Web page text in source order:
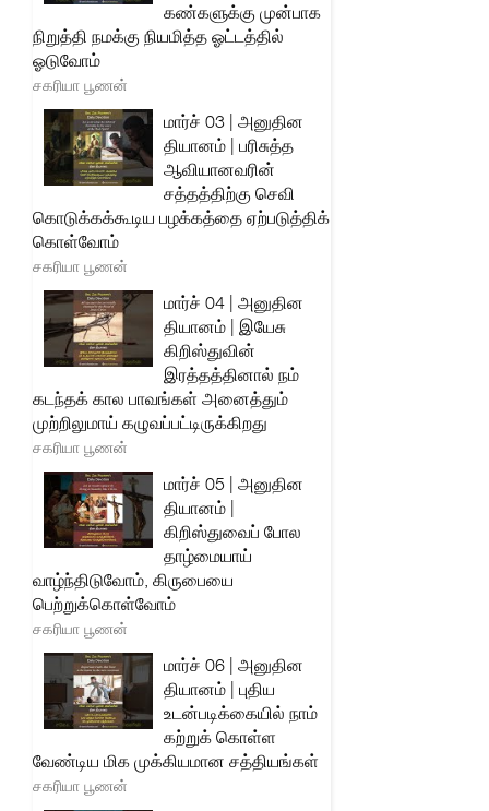
கண்களுக்கு முன்பாக
நிறுத்தி நமக்கு நியமித்த ஓட்டத்தில்
ஓடுவோம்
சகரியா பூணன்
மார்ச் 03 | அனுதின
தியானம் | பரிசுத்த
ஆவியானவரின்
சத்தத்திற்கு செவி
கொடுக்கக்கூடிய பழக்கத்தை ஏற்படுத்திக்
கொள்வோம்
சகரியா பூணன்
மார்ச் 04 | அனுதின
தியானம் | இயேசு
கிறிஸ்துவின்
இரத்தத்தினால் நம்
கடந்தக் கால பாவங்கள் அனைத்தும்
முற்றிலுமாய் கழுவப்பட்டிருக்கிறது
சகரியா பூணன்
மார்ச் 05 | அனுதின
தியானம் |
கிறிஸ்துவைப் போல
தாழ்மையாய்
வாழ்ந்திடுவோம், கிருபையை
பெற்றுக்கொள்வோம்
சகரியா பூணன்
மார்ச் 06 | அனுதின
தியானம் | புதிய
உடன்படிக்கையில் நாம்
கற்றுக் கொள்ள
வேண்டிய மிக முக்கியமான சத்தியங்கள்
சகரியா பூணன்